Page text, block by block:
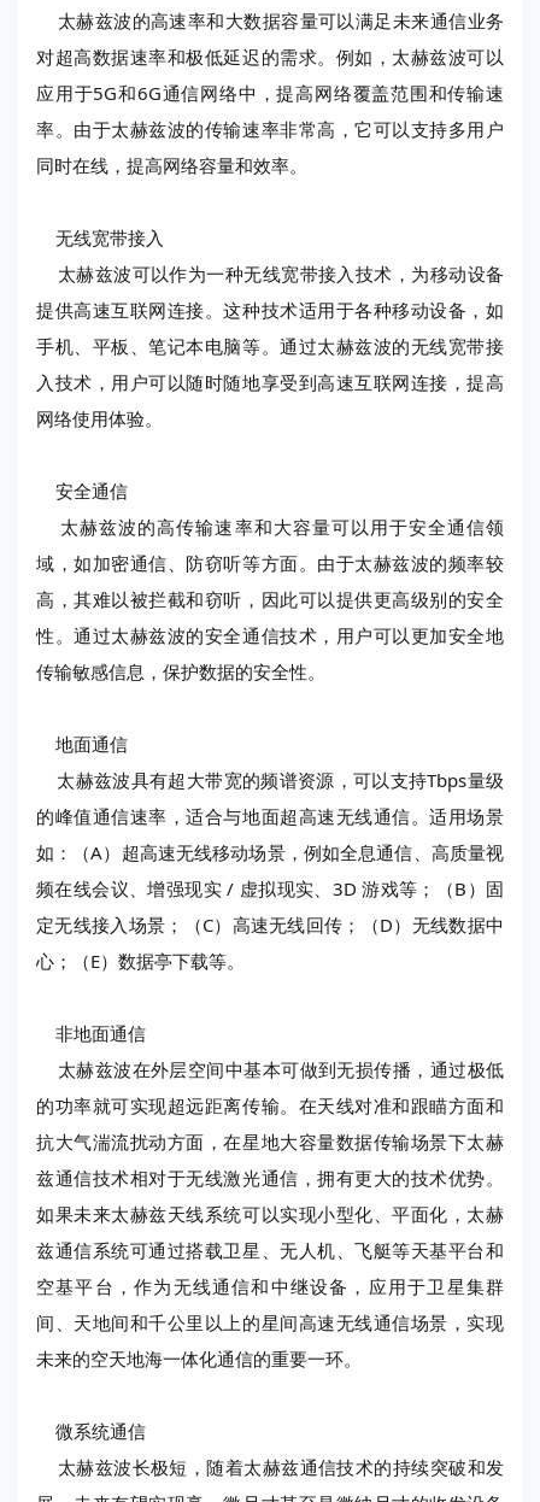
太赫兹波的高速率和大数据容量可以满足未来通信业务
对超高数据速率和极低延迟的需求。例如，太赫兹波可以
应用于5G和6G通信网络中，提高网络覆盖范围和传输速
率。由于太赫兹波的传输速率非常高，它可以支持多用户
同时在线，提高网络容量和效率。
无线宽带接入
太赫兹波可以作为一种无线宽带接入技术，为移动设备
提供高速互联网连接。这种技术适用于各种移动设备，如
手机、平板、笔记本电脑等。通过太赫兹波的无线宽带接
入技术，用户可以随时随地享受到高速互联网连接，提高
网络使用体验。
安全通信
太赫兹波的高传输速率和大容量可以用于安全通信领
域，如加密通信、防窃听等方面。由于太赫兹波的频率较
高，其难以被拦截和窃听，因此可以提供更高级别的安全
性。通过太赫兹波的安全通信技术，用户可以更加安全地
传输敏感信息，保护数据的安全性。
地面通信
太赫兹波具有超大带宽的频谱资源，可以支持Tbps量级
的峰值通信速率，适合与地面超高速无线通信。适用场景
如：（A）超高速无线移动场景，例如全息通信、高质量视
频在线会议、增强现实 / 虚拟现实、3D 游戏等；（B）固
定无线接入场景；（C）高速无线回传；（D）无线数据中
心；（E）数据亭下载等。
非地面通信
太赫兹波在外层空间中基本可做到无损传播，通过极低
的功率就可实现超远距离传输。在天线对准和跟瞄方面和
抗大气湍流扰动方面，在星地大容量数据传输场景下太赫
兹通信技术相对于无线激光通信，拥有更大的技术优势。
如果未来太赫兹天线系统可以实现小型化、平面化，太赫
兹通信系统可通过搭载卫星、无人机、飞艇等天基平台和
空基平台，作为无线通信和中继设备，应用于卫星集群
间、天地间和千公里以上的星间高速无线通信场景，实现
未来的空天地海一体化通信的重要一环。
微系统通信
太赫兹波长极短，随着太赫兹通信技术的持续突破和发